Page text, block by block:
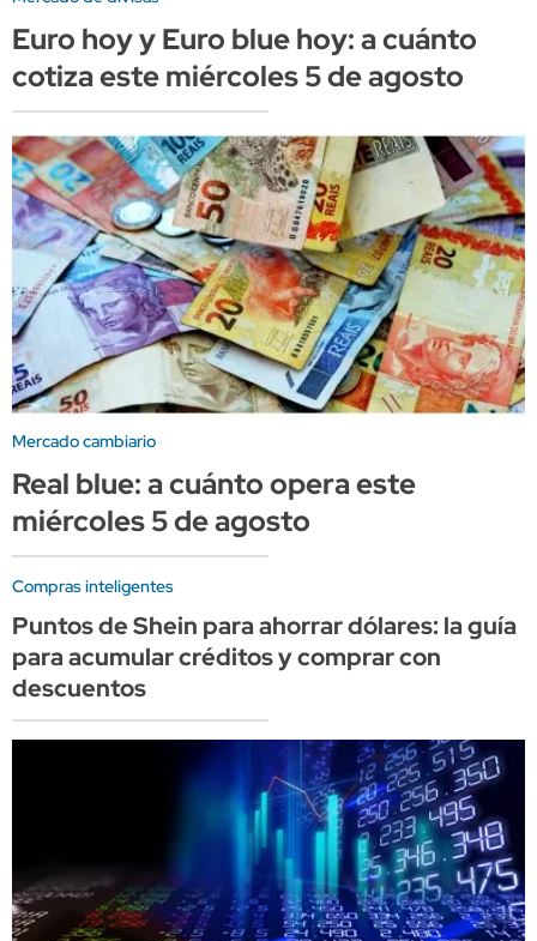
Euro hoy y Euro blue hoy: a cuánto
cotiza este miércoles 5 de agosto
Mercado cambiario
Real blue: a cuánto opera este
miércoles 5 de agosto
Compras inteligentes
Puntos de Shein para ahorrar dólares: la guía
para acumular créditos y comprar con
descuentos